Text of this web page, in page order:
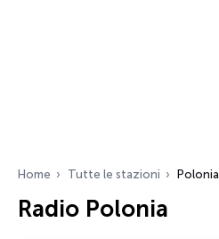
Home Tutte le stazioni Polonia
Radio Polonia